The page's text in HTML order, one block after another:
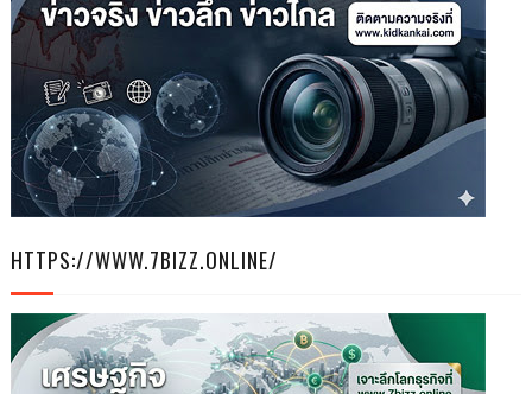
6
HTTPS://WWW.7BIZZ.ONLINE/